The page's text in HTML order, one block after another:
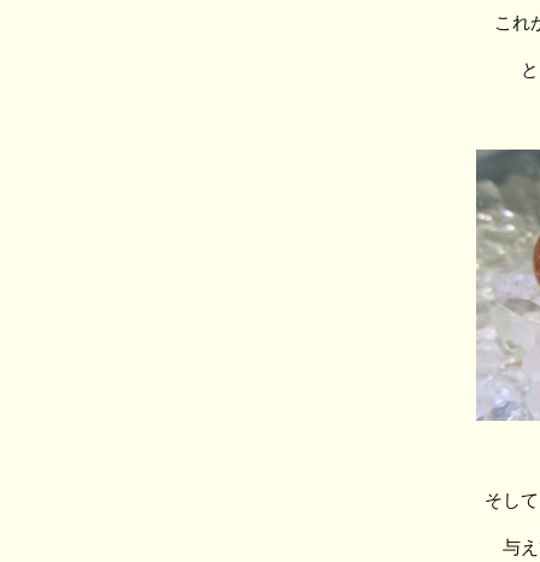
これ
そし
与